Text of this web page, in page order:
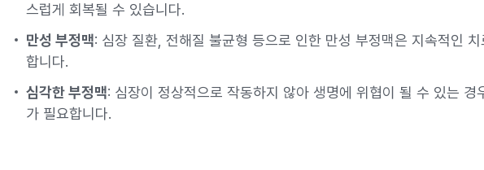
스럽게 회복될 수 있습니다.
만성 부정맥: 심장 질환, 전해질 불균형 등으로 인한 만성 부정맥은 지속적인
합니다.
심각한 부정맥: 심장이 정상적으로 작동하지 않아 생명에 위협이 될 수 있는 경
가 필요합니다.